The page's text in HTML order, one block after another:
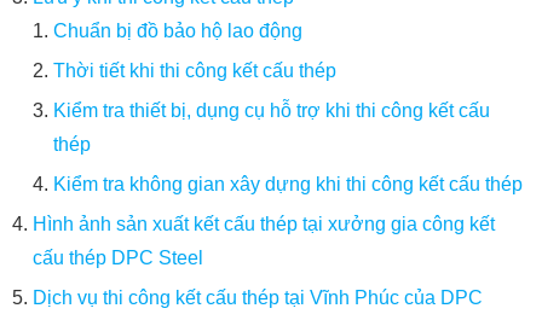
Chuẩn bị đồ bảo hộ lao động
Thời tiết khi thi công kết cấu thép
Kiểm tra thiết bị, dụng cụ hỗ trợ khi thi công kết cấu
thép
Kiểm tra không gian xây dựng khi thi công kết cấu thép
Hình ảnh sản xuất kết cấu thép tại xưởng gia công kết
cấu thép DPC Steel
Dịch vụ thi công kết cấu thép tại Vĩnh Phúc của DPC